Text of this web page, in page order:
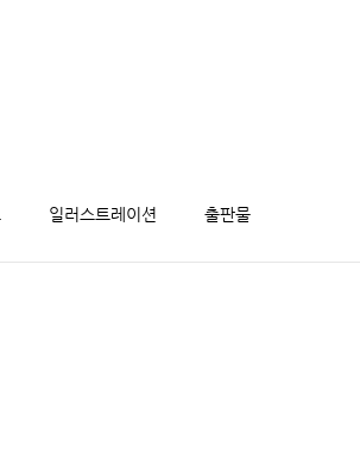
일러스트레이션 출판물